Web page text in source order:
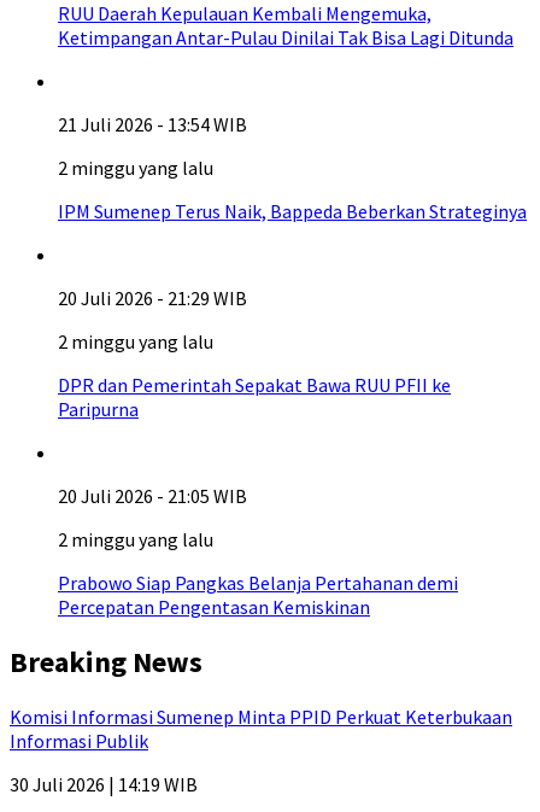
RUU Daerah Kepulauan Kembali Mengemuka,
Ketimpangan Antar-Pulau Dinilai Tak Bisa Lagi Ditunda
21 Juli 2026 - 13:54 WIB
2 minggu yang lalu
IPM Sumenep Terus Naik, Bappeda Beberkan Strateginya
20 Juli 2026 - 21:29 WIB
2 minggu yang lalu
DPR dan Pemerintah Sepakat Bawa RUU PFII ke
Paripurna
20 Juli 2026 - 21:05 WIB
2 minggu yang lalu
Prabowo Siap Pangkas Belanja Pertahanan demi
Percepatan Pengentasan Kemiskinan
Breaking News
Komisi Informasi Sumenep Minta PPID Perkuat Keterbukaan
Informasi Publik
30 Juli 2026 | 14:19 WIB